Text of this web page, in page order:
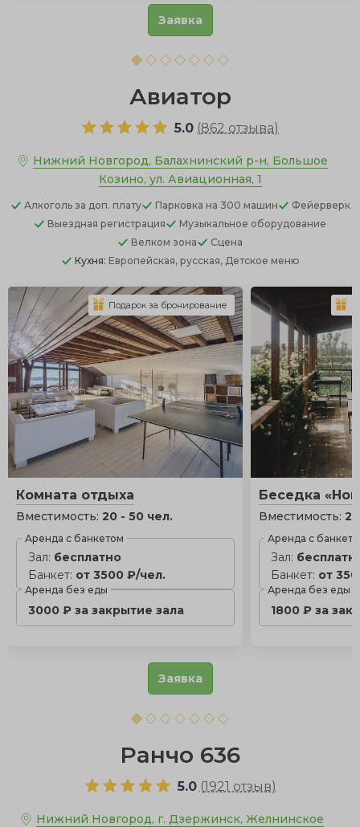
Заявка
Авиатор
5.0 (862 отзыва)
Нижний Новгород, Балахнинский р-н, Большое
Козино, ул. Авиационная, 1
Алкоголь за доп. плату Парковка на 300 машин
Фейерверк
Выездная регистрация
Музыкальное оборудование
Велком зона
Сцена
Кухня: Европейская, русская, Детское меню
Комната отдыха
Вместимость: 20 - 50 чел.
Аренда с банкетом
Зал: бесплатно
Банкет: от 3500 ₽/чел.
Аренда без еды
3000 ₽ за закрытие зала
Подарок за бронирование
Беседка
Вместимость:
Аренда с
Зал:
Банкет: от
Аренда без еды
1800 ₽ за
Заявка
Ранчо 636
5.0 (1921 отзыв)
Нижний Новгород, г. Дзержинск, Желнинское